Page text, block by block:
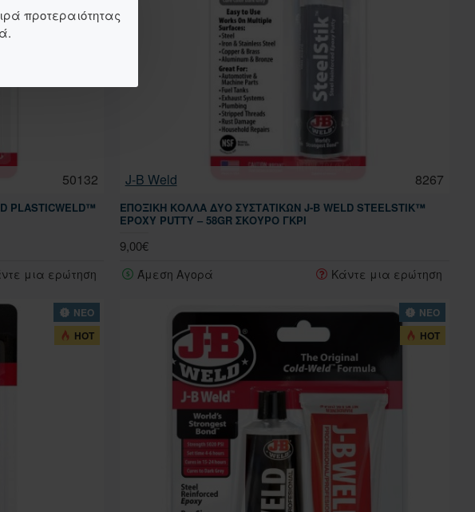
προτεραιότητας
50132
PLASTICWELD™
μια ερώτηση
J-B Weld 8267
ΕΠΟΞΙΚΉ ΚΌΛΛΑ ΔΎΟ ΣΥΣΤΑΤΙΚΏΝ J-B WELD STEELSTIK™
EPOXY PUTTY – 58GR ΣΚΟΎΡΟ ΓΚΡΙ
9,00€
Άμεση Αγορά Κάντε μια ερώτηση
ΝΕΟ
HOT
ΝΕΟ
HOT